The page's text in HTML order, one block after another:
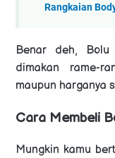
Rangkaian
Benar deh,
dimakan rame-
maupun harganya
Cara Membeli
Mungkin kamu